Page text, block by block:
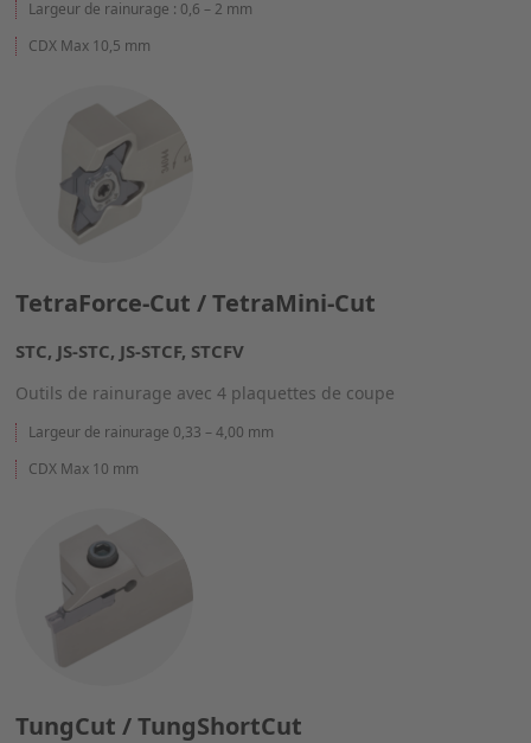
Largeur de rainurage : 0,6 – 2 mm
CDX Max 10,5 mm
TetraForce-Cut / TetraMini-Cut
STC, JS-STC, JS-STCF, STCFV
Outils de rainurage avec 4 plaquettes de coupe
Largeur de rainurage 0,33 – 4,00 mm
CDX Max 10 mm
TungCut / TungShortCut